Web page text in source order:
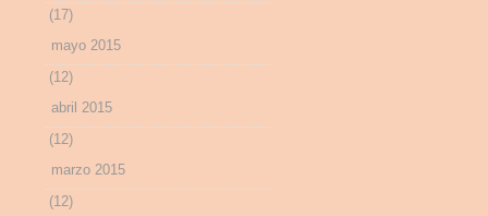
(17)
mayo 2015
(12)
abril 2015
(12)
marzo 2015
(12)